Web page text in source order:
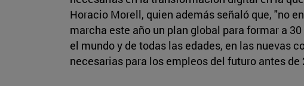
Horacio Morell, quien además señaló que, "no
marcha este año un plan global para formar a
el mundo y de todas las edades, en las nuevas
necesarias para los empleos del futuro antes de